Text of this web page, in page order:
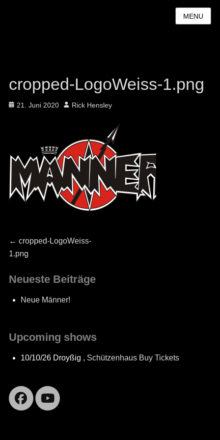
MENU
cropped-LogoWeiss-1.png
Posted
21. Juni 2020 Author
Rick Hensley
Beitragsnavigation
← Previous
post:
cropped-LogoWeiss-
1.png
Neueste Beiträge
Neue Männer!
Upcoming shows
10/10/26 Droyßig , Schützenhaus Buy Tickets
Facebook
YouTube